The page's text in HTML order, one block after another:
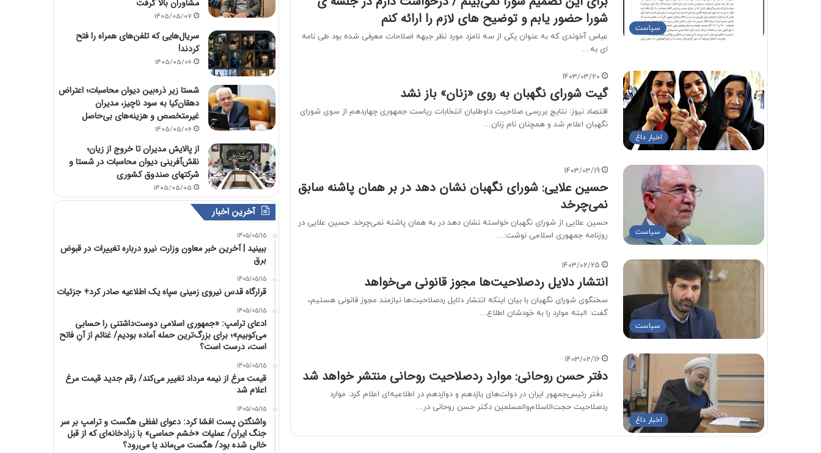
سیاست
شورا حضور یابم و توضیح های لازم را ارائه کنم
عباس آخوندی که به عنوان یکی از سه نامزد مورد نظر جبهه اصلاحات معرفی شده بود طی نامه
ای به…
اخبار داغ
1403/03/20
گیت شورای نگهبان به روی «زنان» باز نشد
اقتصاد نیوز: نتایج بررسی صلاحیت داوطلبان انتخابات ریاست جمهوری چهاردهم از سوی شورای
نگهبان اعلام شد و همچنان نام زنان…
سیاست
1403/03/19
حسین علایی: شورای نگهبان نشان دهد در بر همان پاشنه سابق
نمی‌چرخد
حسین علایی از شورای نگهبان خواسته نشان دهد در به همان پاشنه نمی‌چرخد. حسین علایی در
روزنامه جمهوری اسلامی نوشت:…
سیاست
1403/02/25
انتشار دلایل ردصلاحیت‌ها مجوز قانونی می‌خو‌اهد
سخنگوی شورای نگهبان با بیان اینکه انتشار دلایل ردصلاحیت‌ها نیازمند مجوز قانونی هستیم،
گفت: البته موارد را به خودشان اطلاع…
اخبار داغ
1403/02/16
دفتر حسن روحانی: موارد ردصلاحیت روحانی منتشر خواهد شد
دفتر رئیس‌جمهور ایران در دولت‌های یازدهم و دوازدهم در اطلاعیه‌ای اعلام کرد: موارد
ردصلاحیت حجت‌الاسلام‌والمسلمین دکتر حسن روحانی در…
مشاوران بالا گرفت
1405/05/07
سریال‌هایی که تلفن‌های همراه را فتح
کردند!
1405/05/06
شستا زیر ذره‌بین دیوان محاسبات؛ اعتراض
دهقان‌کیا به سود ناچیز، مدیران
غیرمتخصص و هزینه‌های بی‌حاصل
1405/05/06
از پالایش مدیران تا خروج از زیان؛
نقش‌آفرینی دیوان محاسبات در شستا و
شرکتهای صندوق کشوری
1405/05/05
آخرین اخبار
1405/05/15
ببینید | آخرین خبر معاون وزارت نیرو درباره تغییرات در قبوض
برق
1405/05/15
قرارگاه قدس نیروی زمینی سپاه یک اطلاعیه صادر کرد+ جزئیات
1405/05/15
ادعای ترامپ: «جمهوری اسلامی دوست‌داشتنی را حسابی
می‌کوبیم»؛ برای بزرگ‌ترین حمله آماده بودیم/ غنائم از آنِ فاتح
است، درست است؟
1405/05/15
قیمت مرغ از نیمه مرداد تغییر می‌کند/ رقم جدید قیمت مرغ
اعلام شد
1405/05/15
واشنگتن پست افشا کرد: دعوای لفظی هگست و ترامپ بر سر
جنگ ایران/ عملیات «خشم حماسی» با زرادخانه‌ای که از قبل
خالی شده بود/ هگست می‌ماند یا می‌رود؟